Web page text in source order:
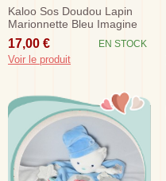
Kaloo Sos Doudou Lapin
Marionnette Bleu Imagine
Brille Dans Le Noir
17,00 € EN STOCK
Voir le produit